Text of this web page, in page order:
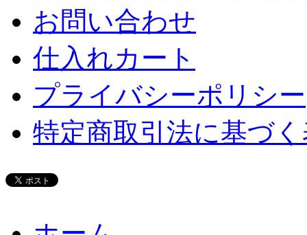
お問い合わせ
仕入れカート
プライバシーポリシー
特定商取引法に基づ